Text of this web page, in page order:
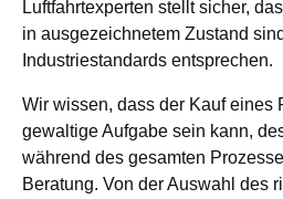
Luftfahrtexperten stellt sicher,
in ausgezeichnetem Zustand
Industriestandards entsprechen.
Wir wissen, dass der Kauf eines
gewaltige Aufgabe sein kann,
während des gesamten
Beratung. Von der Auswahl des